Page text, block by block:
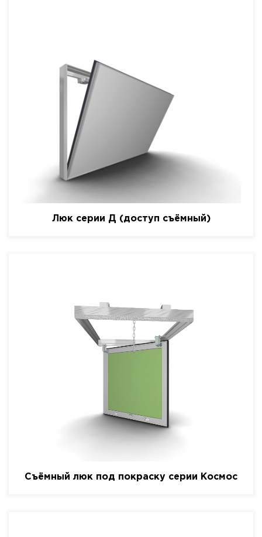
Люк серии Д (доступ съёмный)
Съёмный люк под покраску серии Космос